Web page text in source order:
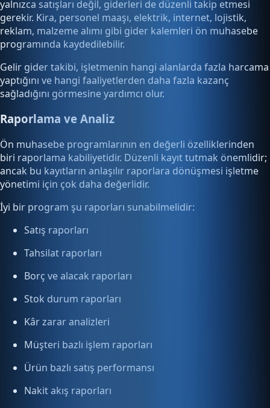
yalnızca satışları değil, giderleri de düzenli takip etmesi
gerekir. Kira, personel maaşı, elektrik, internet, lojistik,
reklam, malzeme alımı gibi gider kalemleri ön muhasebe
programında kaydedilebilir.
Gelir gider takibi, işletmenin hangi alanlarda fazla harcama
yaptığını ve hangi faaliyetlerden daha fazla kazanç
sağladığını görmesine yardımcı olur.
Raporlama ve Analiz
Ön muhasebe programlarının en değerli özelliklerinden
biri raporlama kabiliyetidir. Düzenli kayıt tutmak önemlidir;
ancak bu kayıtların anlaşılır raporlara dönüşmesi işletme
yönetimi için çok daha değerlidir.
İyi bir program şu raporları sunabilmelidir:
Satış raporları
Tahsilat raporları
Borç ve alacak raporları
Stok durum raporları
Kâr zarar analizleri
Müşteri bazlı işlem raporları
Ürün bazlı satış performansı
Nakit akış raporları